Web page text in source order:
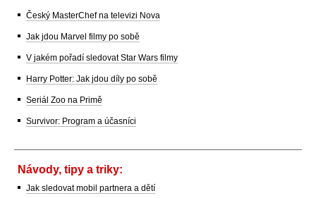
Český MasterChef na televizi Nova
Jak jdou Marvel filmy po sobě
V jakém pořadí sledovat Star Wars filmy
Harry Potter: Jak jdou díly po sobě
Seriál Zoo na Primě
Survivor: Program a účasníci
Návody, tipy a triky:
Jak sledovat mobil partnera a dětí